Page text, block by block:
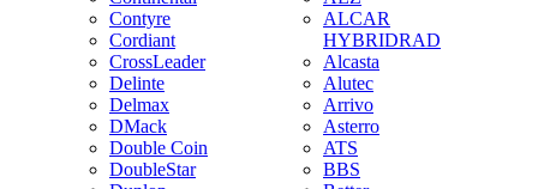
Contyre
Cordiant
CrossLeader
Delinte
Delmax
DMack
Double Coin
DoubleStar
ALCAR
HYBRIDRAD
Alcasta
Alutec
Arrivo
Asterro
ATS
BBS